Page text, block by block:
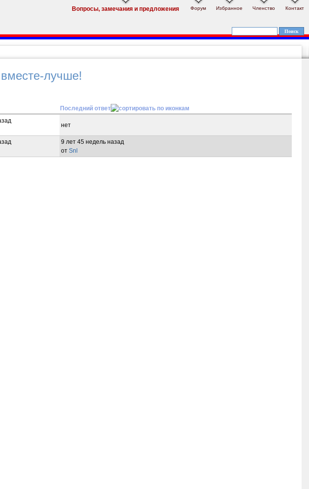
Вопросы, замечания и предложения Форум Избранное Членство Контакт
лучше!
Последний ответ
нет
9 лет 45 недель назад
от Snl